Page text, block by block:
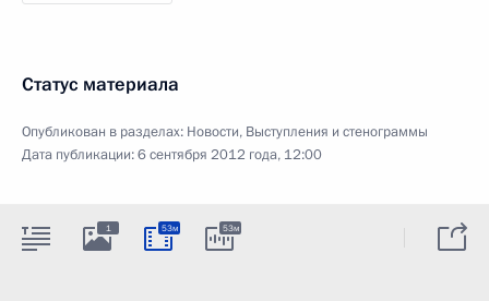
Статус материала
Опубликован в разделах: Новости, Выступления и стенограммы
Дата публикации:6 сентября 2012 года, 12:00
1 53м 53м